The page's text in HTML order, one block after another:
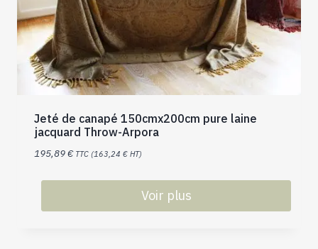
Jeté de canapé 150cmx200cm pure laine
jacquard Throw-Arpora
195,89€ TTC (163,24 € HT)
Voir plus